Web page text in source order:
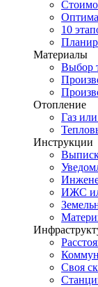
10
Материалы
Выбор
Отопление
Газ
Инструкции
ИЖС
Своя